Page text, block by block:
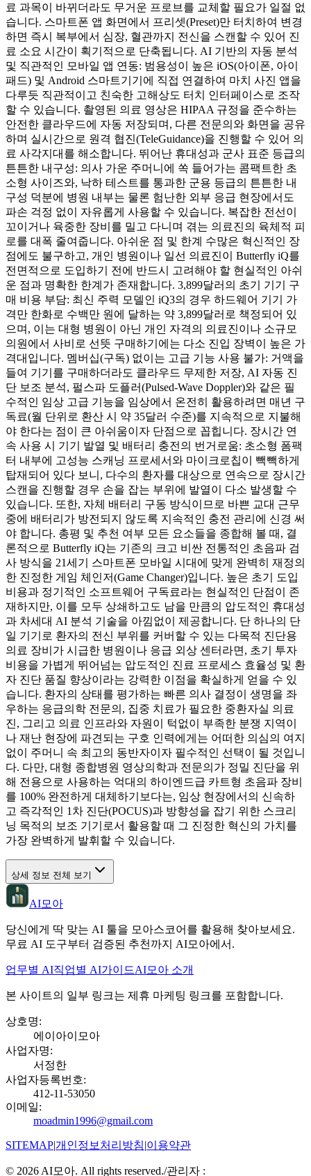
료 과목이 바뀌더라도 무거운 프로브를 교체할 필요가 일절 없
습니다. 스마트폰 앱 화면에서 프리셋(Preset)만 터치하여 변경
하면 즉시 복부에서 심장, 혈관까지 전신을 스캔할 수 있어 진
료 소요 시간이 획기적으로 단축됩니다. AI 기반의 자동 분석
및 직관적인 모바일 앱 연동: 범용성이 높은 iOS(아이폰, 아이
패드) 및 Android 스마트기기에 직접 연결하여 마치 사진 앱을
다루듯 직관적이고 친숙한 고해상도 터치 인터페이스로 조작
할 수 있습니다. 촬영된 의료 영상은 HIPAA 규정을 준수하는
안전한 클라우드에 자동 저장되며, 다른 전문의와 화면을 공유
하며 실시간으로 원격 협진(TeleGuidance)을 진행할 수 있어 의
료 사각지대를 해소합니다. 뛰어난 휴대성과 군사 표준 등급의
튼튼한 내구성: 의사 가운 주머니에 쏙 들어가는 콤팩트한 초
소형 사이즈와, 낙하 테스트를 통과한 군용 등급의 튼튼한 내
구성 덕분에 병원 내부는 물론 험난한 외부 응급 현장에서도
파손 걱정 없이 자유롭게 사용할 수 있습니다. 복잡한 전선이
꼬이거나 육중한 장비를 밀고 다니며 겪는 의료진의 육체적 피
로를 대폭 줄여줍니다. 아쉬운 점 및 한계 수많은 혁신적인 장
점에도 불구하고, 개인 병원이나 일선 의료진이 Butterfly iQ를
전면적으로 도입하기 전에 반드시 고려해야 할 현실적인 아쉬
운 점과 명확한 한계가 존재합니다. 3,899달러의 초기 기기 구
매 비용 부담: 최신 주력 모델인 iQ3의 경우 하드웨어 기기 가
격만 한화로 수백만 원에 달하는 약 3,899달러로 책정되어 있
으며, 이는 대형 병원이 아닌 개인 자격의 의료진이나 소규모
의원에서 사비로 선뜻 구매하기에는 다소 진입 장벽이 높은 가
격대입니다. 멤버십(구독) 없이는 고급 기능 사용 불가: 거액을
들여 기기를 구매하더라도 클라우드 무제한 저장, AI 자동 진
단 보조 분석, 펄스파 도플러(Pulsed-Wave Doppler)와 같은 필
수적인 임상 고급 기능을 임상에서 온전히 활용하려면 매년 구
독료(월 단위로 환산 시 약 35달러 수준)를 지속적으로 지불해
야 한다는 점이 큰 아쉬움이자 단점으로 꼽힙니다. 장시간 연
속 사용 시 기기 발열 및 배터리 충전의 번거로움: 초소형 폼팩
터 내부에 고성능 스캐닝 프로세서와 마이크로칩이 빽빽하게
탑재되어 있다 보니, 다수의 환자를 대상으로 연속으로 장시간
스캔을 진행할 경우 손을 잡는 부위에 발열이 다소 발생할 수
있습니다. 또한, 자체 배터리 구동 방식이므로 바쁜 교대 근무
중에 배터리가 방전되지 않도록 지속적인 충전 관리에 신경 써
야 합니다. 총평 및 추천 여부 모든 요소들을 종합해 볼 때, 결
론적으로 Butterfly iQ는 기존의 크고 비싼 전통적인 초음파 검
사 방식을 21세기 스마트폰 모바일 시대에 맞게 완벽히 재정의
한 진정한 게임 체인저(Game Changer)입니다. 높은 초기 도입
비용과 정기적인 소프트웨어 구독료라는 현실적인 단점이 존
재하지만, 이를 모두 상쇄하고도 남을 만큼의 압도적인 휴대성
과 차세대 AI 분석 기술을 아낌없이 제공합니다. 단 하나의 단
일 기기로 환자의 전신 부위를 커버할 수 있는 다목적 진단용
의료 장비가 시급한 병원이나 응급 외상 센터라면, 초기 투자
비용을 가볍게 뛰어넘는 압도적인 진료 프로세스 효율성 및 환
자 진단 품질 향상이라는 강력한 이점을 확실하게 얻을 수 있
습니다. 환자의 상태를 평가하는 빠른 의사 결정이 생명을 좌
우하는 응급의학 전문의, 집중 치료가 필요한 중환자실 의료
진, 그리고 의료 인프라와 자원이 턱없이 부족한 분쟁 지역이
나 재난 현장에 파견되는 구호 인력에게는 어떠한 의심의 여지
없이 주머니 속 최고의 동반자이자 필수적인 선택이 될 것입니
다. 다만, 대형 종합병원 영상의학과 전문의가 정밀 진단을 위
해 전용으로 사용하는 억대의 하이엔드급 카트형 초음파 장비
를 100% 완전하게 대체하기보다는, 임상 현장에서의 신속하
고 즉각적인 1차 진단(POCUS)과 방향성을 잡기 위한 스크리
닝 목적의 보조 기기로서 활용할 때 그 진정한 혁신의 가치를
가장 완벽하게 발휘할 수 있습니다.
상세 정보 전체 보기
AI모아
당신에게 딱 맞는 AI 툴을 모아스코어를 활용해 찾아보세요.
무료 AI 도구부터 검증된 추천까지 AI모아에서.
업무별 AI직업별 AI가이드AI모아 소개
본 사이트의 일부 링크는 제휴 마케팅 링크를 포함합니다.
상호명:
에이아이모아
사업자명:
서정한
사업자등록번호:
412-11-53050
이메일:
moadmin1996@gmail.com
SITEMAP|개인정보처리방침|이용약관
© 2026 AI모아. All rights reserved./관리자 :